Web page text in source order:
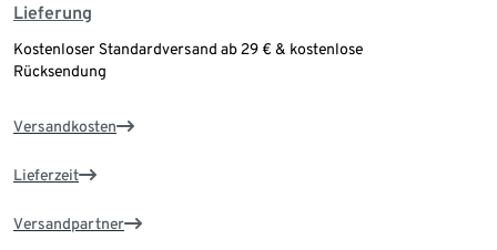
Lieferung
Kostenloser Standardversand ab 29 € & kostenlose
Rücksendung
Versandkosten
Lieferzeit
Versandpartner